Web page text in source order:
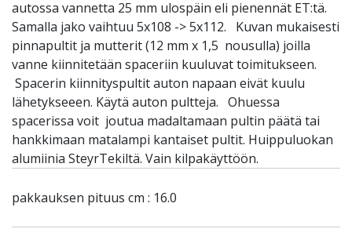
autossa vannetta 25 mm ulospäin eli pienennät ET:tä.
Samalla jako vaihtuu 5x108 -> 5x112. Kuvan mukaisesti
pinnapultit ja mutterit (12 mm x 1,5 nousulla) joilla
vanne kiinnitetään spaceriin kuuluvat toimitukseen.
Spacerin kiinnityspultit auton napaan eivät kuulu
lähetykseeen. Käytä auton pultteja. Ohuessa
spacerissa voit joutua madaltamaan pultin päätä tai
hankkimaan matalampi kantaiset pultit. Huippuluokan
alumiinia SteyrTekiltä. Vain kilpakäyttöön.
pakkauksen pituus cm : 16.0